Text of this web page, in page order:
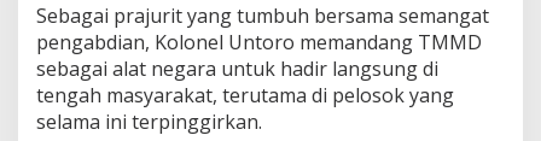
a
h
e
r
Sebagai prajurit yang tumbuh bersama semangat
pengabdian, Kolonel Untoro memandang TMMD
sebagai alat negara untuk hadir langsung di
tengah masyarakat, terutama di pelosok yang
selama ini terpinggirkan.